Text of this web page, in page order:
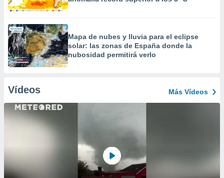
Mapa de nubes y lluvia para el eclipse
solar: las zonas de España donde la
nubosidad permitirá verlo
Vídeos Más Vídeos